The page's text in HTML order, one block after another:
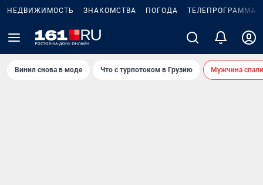
НЕДВИЖИМОСТЬ ЗНАКОМСТВА ПОГОДА ТЕЛЕПРОГРАММА
Винил снова в моде Что с турпотоком в Грузию Мужчина